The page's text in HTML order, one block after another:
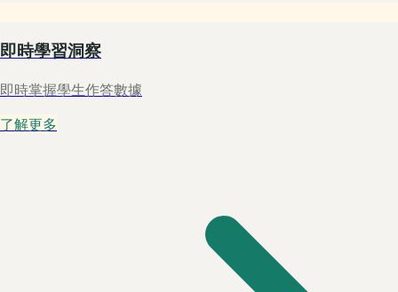
即時學習洞察
即時掌握學生作答數據
了解更多